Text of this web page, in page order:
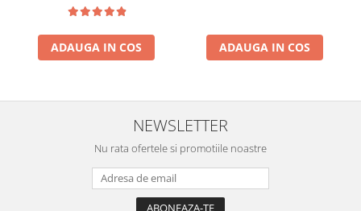
ADAUGA IN COS ADAUGA IN COS
NEWSLETTER
Nu rata ofertele si promotiile noastre